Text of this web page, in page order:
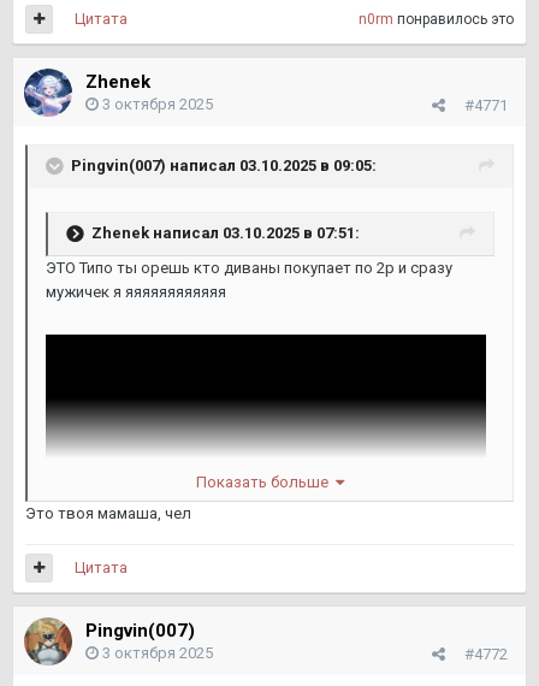
n0rm понравилось это
Цитата
Zhenek
#4771
3 октября 2025
Pingvin(007) написал 03.10.2025 в 09:05:
Zhenek написал 03.10.2025 в 07:51:
ЭТО Типо ты орешь кто диваны покупает по 2р и сразу
мужичек я яяяяяяяяяяяя
Показать больше
Это твоя мамаша, чел
Цитата
Pingvin(007)
#4772
3 октября 2025